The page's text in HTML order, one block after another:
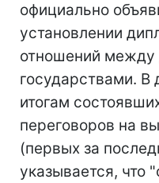
официально
установлении
отношений
государствами. В
итогам
переговоров на
(первых за
указывается, что